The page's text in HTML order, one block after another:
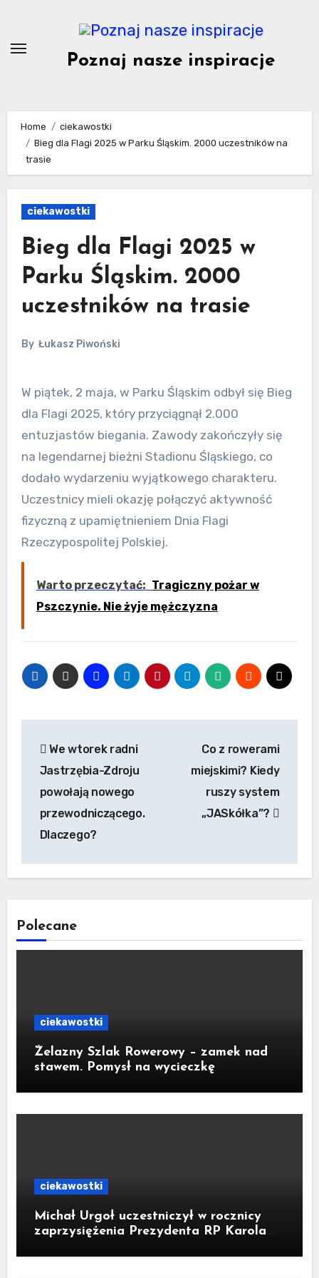
content
Poznaj nasze inspiracje
Home
ciekawostki
Bieg dla Flagi 2025 w Parku Śląskim. 2000 uczestników na
trasie
ciekawostki
Bieg dla Flagi 2025 w
Parku Śląskim. 2000
uczestników na trasie
By Łukasz Piwoński
W piątek, 2 maja, w Parku Śląskim odbył się Bieg
dla Flagi 2025, który przyciągnął 2.000
entuzjastów biegania. Zawody zakończyły się
na legendarnej bieżni Stadionu Śląskiego, co
dodało wydarzeniu wyjątkowego charakteru.
Uczestnicy mieli okazję połączyć aktywność
fizyczną z upamiętnieniem Dnia Flagi
Rzeczypospolitej Polskiej.
Warto przeczytać: Tragiczny pożar w
Pszczynie. Nie żyje mężczyzna
wpisu
We wtorek radni
Jastrzębia-Zdroju
powołają nowego
przewodniczącego.
Dlaczego?
Co z rowerami
miejskimi? Kiedy
ruszy system
„JASkółka”?
Polecane
ciekawostki
Żelazny Szlak Rowerowy – zamek nad
stawem. Pomysł na wycieczkę
ciekawostki
Michał Urgoł uczestniczył w rocznicy
zaprzysiężenia Prezydenta RP Karola